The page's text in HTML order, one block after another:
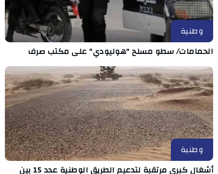
وطنية
الحمامات/ سطو مسلح "هوليودي" على مكتب صرف
وطنية
أشغال كبرى مرتقبة لتدعيم الطريق الوطنية عدد 15 بين